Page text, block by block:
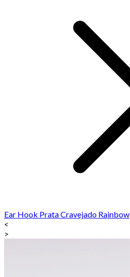
Ear Hook Prata Cravejado Rainbow
<
>